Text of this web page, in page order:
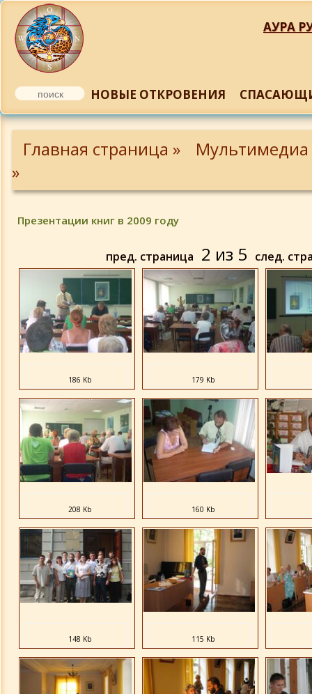
АУРА
НОВЫЕ ОТКРОВЕНИЯ
Главная страница »
»
Презентации книг в 2009 году
пред. страница 2 из 5 след.
186 Kb 179 Kb
208 Kb 160 Kb
148 Kb 115 Kb
Альбом
VII конференция МАБЭТ
IV книжная ярмарка
Выступления 2007
Встречи 2005-2007
Выступления 2005-2006
Крым 1992-1999 г.
Архивные фотографии
Сохранившееся
Обзор биографии